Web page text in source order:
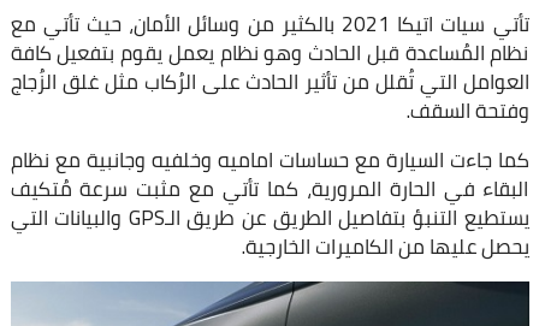
تأتي سيات اتيكا 2021 بالكثير من وسائل الأمان، حيث تأتي مع
نظام المُساعدة قبل الحادث وهو نظام يعمل يقوم بتفعيل كافة
العوامل التي تُقلل من تأثير الحادث على الرُكاب مثل غلق الزُجاج
وفتحة السقف.
كما جاءت السيارة مع حساسات اماميه وخلفيه وجانبية مع نظام
البقاء في الحارة المرورية، كما تأتي مع مثبت سرعة مُتكيف
يستطيع التنبؤ بتفاصيل الطريق عن طريق الـGPS والبيانات التي
يحصل عليها من الكاميرات الخارجية.